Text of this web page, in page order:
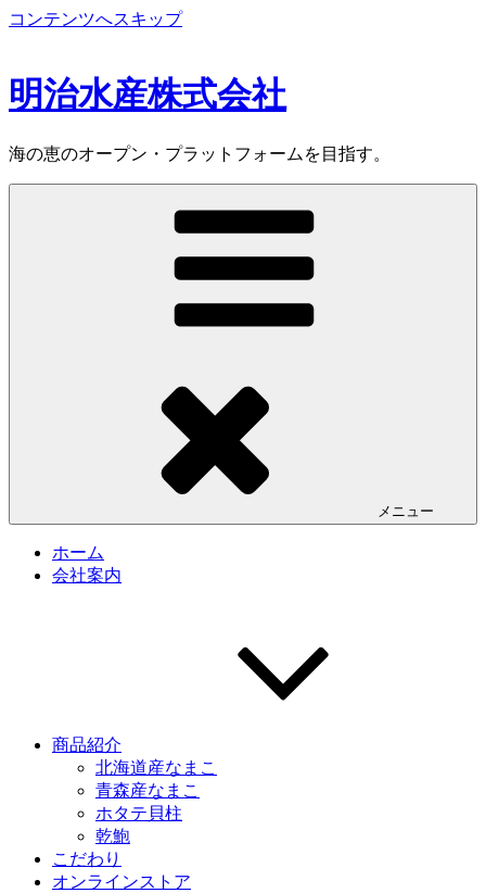
コンテンツへスキップ
明治水産株式会社
海の恵のオープン・プラットフォームを目指す。
メニュー
ホーム
会社案内
商品紹介
北海道産なまこ
青森産なまこ
ホタテ貝柱
乾鮑
こだわり
オンラインストア